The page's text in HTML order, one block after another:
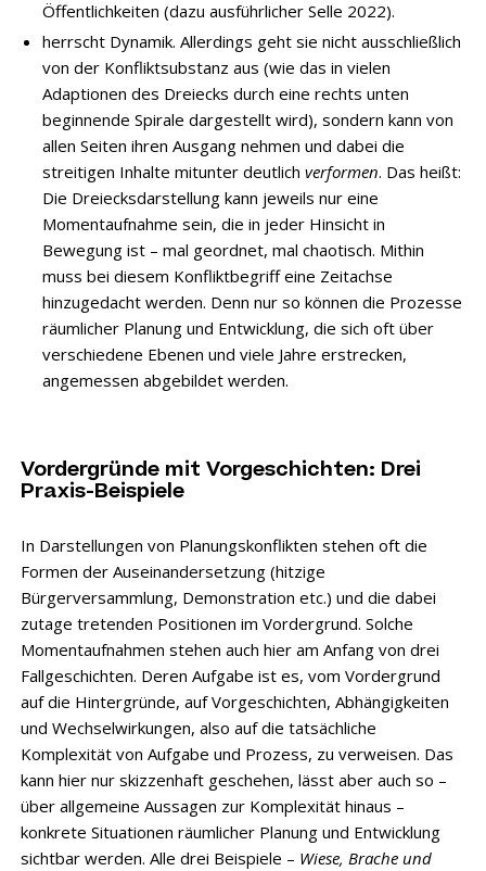
Öffentlichkeiten (dazu ausführlicher Selle 2022).
herrscht Dynamik. Allerdings geht sie nicht ausschließlich
von der Konfliktsubstanz aus (wie das in vielen
Adaptionen des Dreiecks durch eine rechts unten
beginnende Spirale dargestellt wird), sondern kann von
allen Seiten ihren Ausgang nehmen und dabei die
streitigen Inhalte mitunter deutlich verformen. Das heißt:
Die Dreiecksdarstellung kann jeweils nur eine
Momentaufnahme sein, die in jeder Hinsicht in
Bewegung ist – mal geordnet, mal chaotisch. Mithin
muss bei diesem Konfliktbegriff eine Zeitachse
hinzugedacht werden. Denn nur so können die Prozesse
räumlicher Planung und Entwicklung, die sich oft über
verschiedene Ebenen und viele Jahre erstrecken,
angemessen abgebildet werden.
Vordergründe mit Vorgeschichten: Drei
Praxis-Beispiele
In Darstellungen von Planungskonflikten stehen oft die
Formen der Auseinandersetzung (hitzige
Bürgerversammlung, Demonstration etc.) und die dabei
zutage tretenden Positionen im Vordergrund. Solche
Momentaufnahmen stehen auch hier am Anfang von drei
Fallgeschichten. Deren Aufgabe ist es, vom Vordergrund
auf die Hintergründe, auf Vorgeschichten, Abhängigkeiten
und Wechselwirkungen, also auf die tatsächliche
Komplexität von Aufgabe und Prozess, zu verweisen. Das
kann hier nur skizzenhaft geschehen, lässt aber auch so –
über allgemeine Aussagen zur Komplexität hinaus –
konkrete Situationen räumlicher Planung und Entwicklung
sichtbar werden. Alle drei Beispiele – Wiese, Brache und